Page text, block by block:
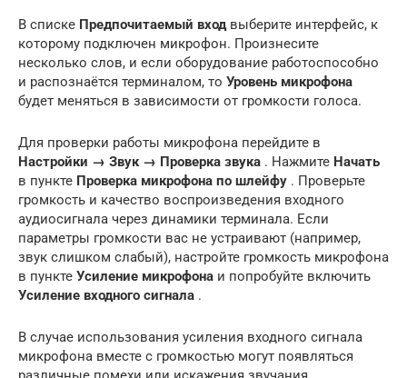
В списке Предпочитаемый входвыберите интерфейс, к
которому подключен микрофон. Произнесите
несколько слов, и если оборудование работоспособно
и распознаётся терминалом, то Уровень микрофона
будет меняться в зависимости от громкости голоса.
Для проверки работы микрофона перейдите в
Настройки → Звук → Проверка звука . Нажмите Начать
в пункте Проверка микрофона по шлейфу . Проверьте
громкость и качество воспроизведения входного
аудиосигнала через динамики терминала. Если
параметры громкости вас не устраивают (например,
звук слишком слабый), настройте громкость микрофона
в пункте Усиление микрофона и попробуйте включить
Усиление входного сигнала .
В случае использования усиления входного сигнала
микрофона вместе с громкостью могут появляться